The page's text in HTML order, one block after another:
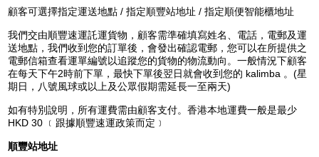
顧客可選擇指定運送地點 / 指定順豐站地址 / 指定順便智能櫃地址
我們交由順豐速運託運貨物，顧客需準確填寫姓名、電話，電郵及運
送地點，我們收到您的訂單後，會發出確認電郵，您可以在所提供之
電郵信箱查看運單編號以追蹤您的貨物的物流動向。一般情況下顧客
在每天下午2時前下單，最快下單後翌日就會收到您的 kalimba 。(星
期日，八號風球或以上及公眾假期需延長一至兩天)
如有特別說明，所有運費需由顧客支付。香港本地運費一般是最少
HKD 30 ﹝跟據順豐速運政策而定﹞
順豐站地址